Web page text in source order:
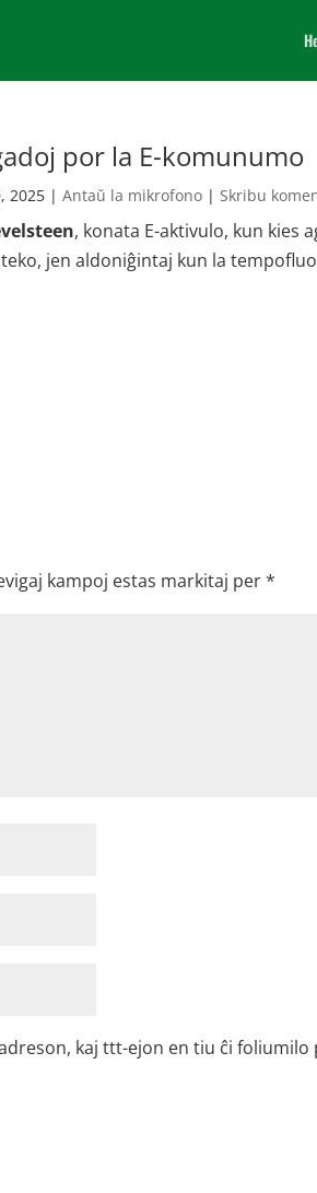
por la E-komunumo
2025 |Antaŭ la mikrofono |Skribu
, konata E-aktivulo, kun kies
jen aldoniĝintaj kun la
kampoj estas markitaj per*
kaj ttt-ejon en tiu ĉi